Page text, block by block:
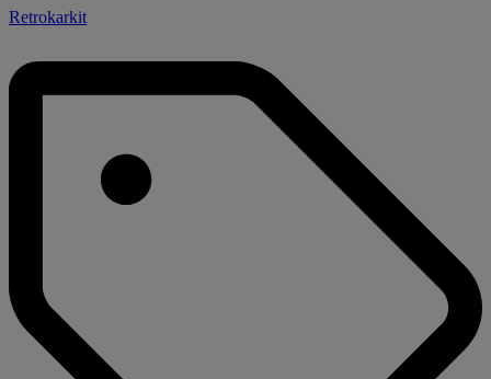
Retrokarkit